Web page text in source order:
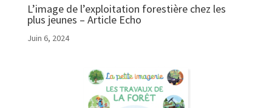
L’image de l’exploitation forestière chez les
plus jeunes – Article Echo
Juin 6, 2024